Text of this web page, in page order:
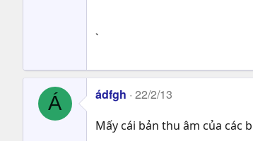
`
Á ádfgh 22/2/13
Mấy cái bản thu âm của các